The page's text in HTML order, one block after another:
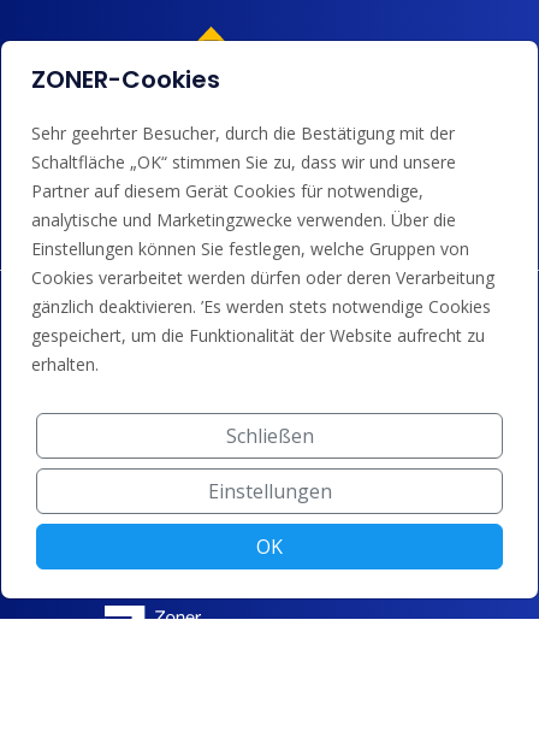
Wir akzeptieren Kartenzahlungen, Google/Apple Pay,
Banküberweisungen und Guthaben.
ZONER-Cookies
Sehr geehrter Besucher, durch die Bestätigung mit der
Schaltfläche „OK“ stimmen Sie zu, dass wir und unsere
Partner auf diesem Gerät Cookies für notwendige,
analytische und Marketingzwecke verwenden. Über die
Einstellungen können Sie festlegen, welche Gruppen von
Cookies verarbeitet werden dürfen oder deren Verarbeitung
gänzlich deaktivieren. ’Es werden stets notwendige Cookies
gespeichert, um die Funktionalität der Website aufrecht zu
erhalten.
Schließen
Einstellungen
OK